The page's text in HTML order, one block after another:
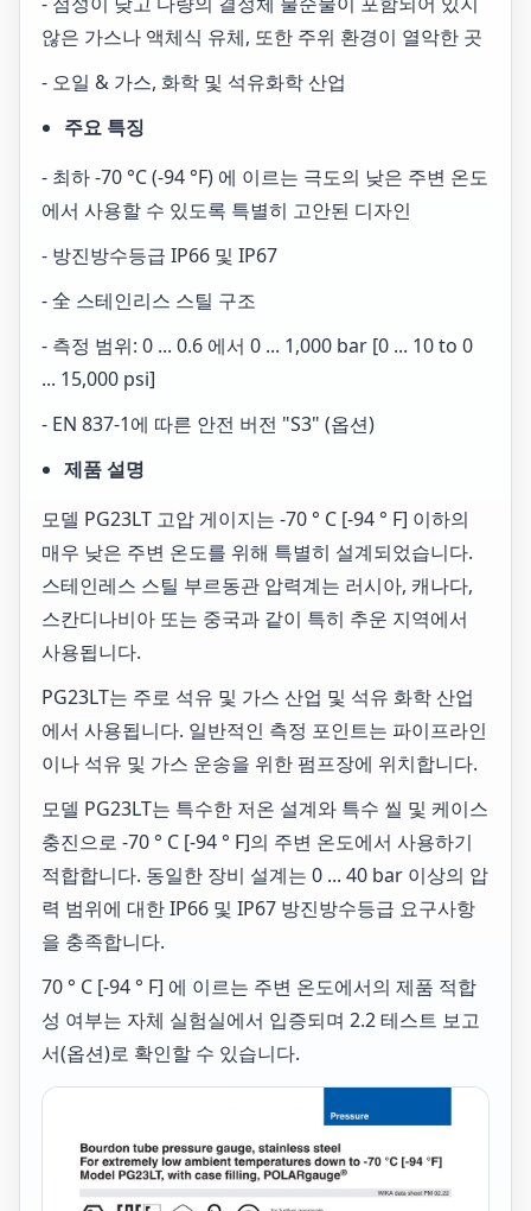
않은 가스나 액체식 유체, 또한 주위 환경이 열악한 곳
- 오일 & 가스, 화학 및 석유화학 산업
주요 특징
- 최하 -70 °C (-94 °F) 에 이르는 극도의 낮은 주변 온도
에서 사용할 수 있도록 특별히 고안된 디자인
- 방진방수등급 IP66 및 IP67
- 全 스테인리스 스틸 구조
- 측정 범위: 0 ... 0.6 에서 0 ... 1,000 bar [0 ... 10 to 0
... 15,000 psi]
- EN 837-1에 따른 안전 버전 "S3" (옵션)
제품 설명
모델 PG23LT 고압 게이지는 -70 ° C [-94 ° F] 이하의
매우 낮은 주변 온도를 위해 특별히 설계되었습니다.
스테인레스 스틸 부르동관 압력계는 러시아, 캐나다,
스칸디나비아 또는 중국과 같이 특히 추운 지역에서
사용됩니다.
PG23LT는 주로 석유 및 가스 산업 및 석유 화학 산업
에서 사용됩니다. 일반적인 측정 포인트는 파이프라인
이나 석유 및 가스 운송을 위한 펌프장에 위치합니다.
모델 PG23LT는 특수한 저온 설계와 특수 씰 및 케이스
충진으로 -70 ° C [-94 ° F]의 주변 온도에서 사용하기
적합합니다. 동일한 장비 설계는 0 ... 40 bar 이상의 압
력 범위에 대한 IP66 및 IP67 방진방수등급 요구사항
을 충족합니다.
70 ° C [-94 ° F] 에 이르는 주변 온도에서의 제품 적합
성 여부는 자체 실험실에서 입증되며 2.2 테스트 보고
서(옵션)로 확인할 수 있습니다.